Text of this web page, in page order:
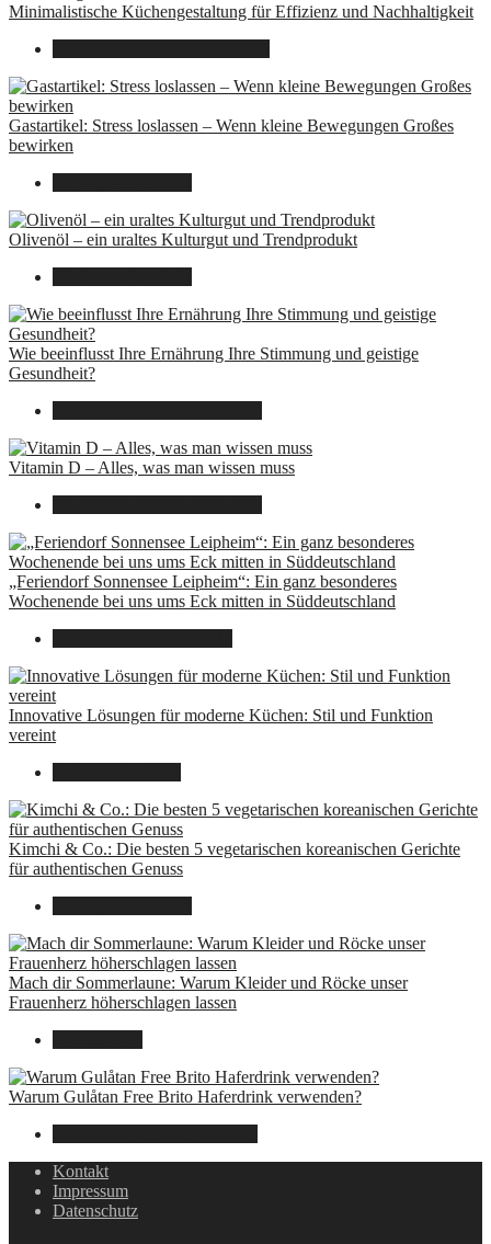
Minimalistische Küchengestaltung für Effizienz und Nachhaltigkeit
Gastartikel: Stress loslassen – Wenn kleine Bewegungen Großes
bewirken
Olivenöl – ein uraltes Kulturgut und Trendprodukt
Wie beeinflusst Ihre Ernährung Ihre Stimmung und geistige
Gesundheit?
Vitamin D – Alles, was man wissen muss
„Feriendorf Sonnensee Leipheim“: Ein ganz besonderes
Wochenende bei uns ums Eck mitten in Süddeutschland
Innovative Lösungen für moderne Küchen: Stil und Funktion
vereint
Kimchi & Co.: Die besten 5 vegetarischen koreanischen Gerichte
für authentischen Genuss
Mach dir Sommerlaune: Warum Kleider und Röcke unser
Frauenherz höherschlagen lassen
Warum Gulåtan Free Brito Haferdrink verwenden?
Kontakt
Impressum
Datenschutz